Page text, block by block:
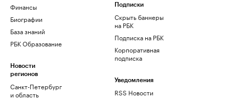
Финансы
Биографии
База знаний
РБК Образование
Новости
регионов
Санкт-Петербург
и область
Подписки
Скрыть баннеры
на РБК
Подписка на РБК
Корпоративная
подписка
Уведомления
RSS Новости